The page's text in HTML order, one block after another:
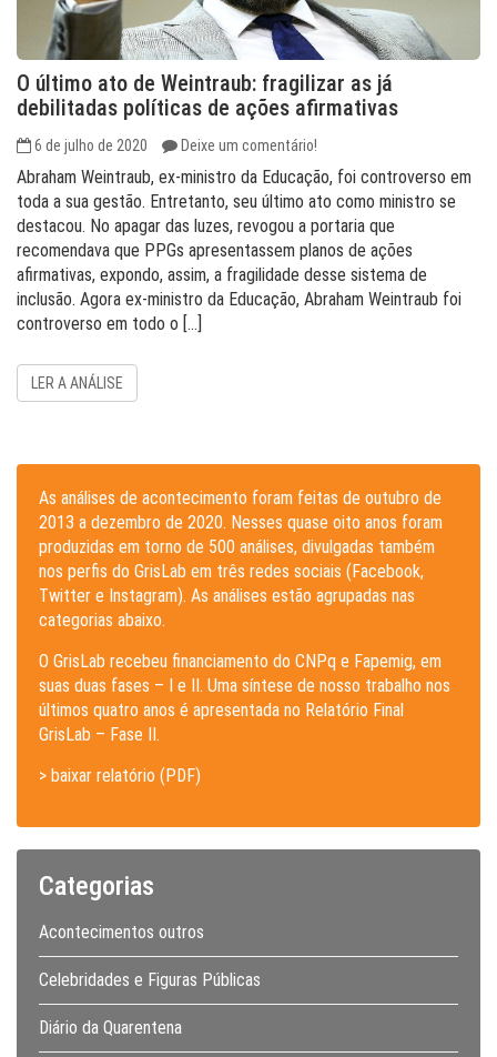
O último ato de Weintraub: fragilizar as já
debilitadas políticas de ações afirmativas
6 de julho de 2020 Deixe um comentário!
Abraham Weintraub, ex-ministro da Educação, foi controverso em
toda a sua gestão. Entretanto, seu último ato como ministro se
destacou. No apagar das luzes, revogou a portaria que
recomendava que PPGs apresentassem planos de ações
afirmativas, expondo, assim, a fragilidade desse sistema de
inclusão. Agora ex-ministro da Educação, Abraham Weintraub foi
controverso em todo o […]
LER A ANÁLISE
As análises de acontecimento foram feitas de outubro de
2013 a dezembro de 2020. Nesses quase oito anos foram
produzidas em torno de 500 análises, divulgadas também
nos perfis do GrisLab em três redes sociais (Facebook,
Twitter e Instagram). As análises estão agrupadas nas
categorias abaixo.
O GrisLab recebeu financiamento do CNPq e Fapemig, em
suas duas fases – I e II. Uma síntese de nosso trabalho nos
últimos quatro anos é apresentada no Relatório Final
GrisLab – Fase II.
> baixar relatório (PDF)
Categorias
Acontecimentos outros
Celebridades e Figuras Públicas
Diário da Quarentena